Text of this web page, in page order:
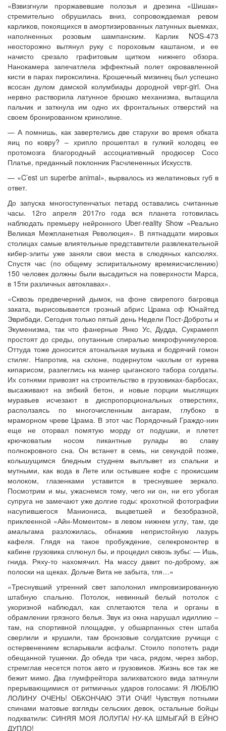
«Взвизгнули проржавевшие полозья и дрезина «Шишак»
стремительно обрушилась вниз, сопровождаемая ревом
карликов, покоящихся в амортизированных латунных выемках,
наполненных розовым шампанским. Карлик NOS-473
неосторожно вытянул руку с пороховым каштаном, и ее
начисто срезало графитовым щитком нижнего обзора.
Нанокамера запечатлела эффектный полет окровавленной
кисти в парах пироксилина. Крошечный мизинец был успешно
всосан дулом дамской колумбиады дородной vepr-girl. Она
нервно растворила латунное брюшко механизма, вытащила
пальчик и заткнула им одно их фронтальных отверстий на
своем бронированном кринолине.
— А помнишь, как завертелись две старухи во время обката
яиц по ковру? – хрипло прошептал в гулкий колодец ее
протомозга благородный ассоциативный продюсер Сосо
Платье, преданный поклонник Расчлененных Искусств.
— «C’est un superbe animal», вырвалось из желатиновых губ в
ответ.
До запуска многоступенчатых петард оставались считанные
часы. 12го апреля 2017го года вся планета готовилась
наблюдать премьеру нейронного Uber-reality Show «Реально
Великая Межпланетная Революция». В пятнадцати мировых
столицах самые влиятельные представители развлекательной
кибер-элиты уже заняли свои места в слюдяных капсюлях.
Спустя час (по общему эспиритальному времяисчислению)
150 человек должны были высадиться на поверхности Марса,
в 15ти различных автоклавах».
«Сквозь предвечерний дымок, на фоне свирепого багровца
заката, вырисовывается грозный абрис Црама оф Юнайтед
Эврибади. Сегодня только пятый день Недели Пост-Доброты и
Экуменизма, так что фанерные Янко Ус, Дудда, Сукрамепп
простоят до среды, опутанные спиралью микрофуникулеров.
Оттуда тоже доносится атональная музыка и бодрячий гомон
стиляг. Напротив, на склоне, подернутом чахлым от курева
кипарисом, разлеглись на манер цыганского табора солдаты.
Их сотнями привозят на строительство в грузовиках-барбосах,
высаживают на зябкий бетон, и новые порции мыслящих
муравьев исчезают в диспропорциональных отверстиях,
расползаясь по многочисленным ангарам, глубоко в
мраморном чреве Црама. В этот час Порядочный Граждо-нин
еще не оторвал помятую морду от подушки, и плетет
крючковатым носом пикантные рулады во славу
полнокровного сна. Он встанет в семь, ни секундой позже,
колышущимся бледным студнем выплывет из спальни и
мутными, как вода в Лете или остывшее кофе с прокисшим
молоком, глазенками уставится в треснувшее зеркало.
Посмотрим и мы, ужаснемся тому, чего ни он, ни его убогая
супруга не замечают уже долгие годы: крохотной фотографии
насупившегося Маниониса, выцветшей и безобразной,
приклеенной «Айн-Моментом» в левом нижнем углу, там, где
амальгама разложилась, обнажив непристойную лазурь
кафеля. Глядя на такое пробуждение, селекромонтер в
кабине грузовика сплюнул бы, и процедил сквозь зубы: — Ишь,
гнида. Ряху-то нахомячил. На массу давит по-доброму, аж
полоски на щеках. Дольче Вита не забыта, тля…»
«Треснувший утренний свет заполонил импровизированную
штабную спальню. Потолок, невинный белый потолок с
укоризной наблюдал, как сплетаются тела и органы в
обрамлении грязного белья. Звук из окна нарушал идиллию –
там, на спортивной площадке, у обшарпанных стен штаба
сверлили и крушили, там бронзовые солдатские ручищи с
остервенением вспарывали асфальт. Стоило попотеть ради
обещанной тушенки. До обеда три часа, рядом, через забор,
стремглав несется поток авто и грузовиков. Жизнь все так же
бежит мимо. Два глумфрейтора залихватского вида затянули
прерывающимися от ритмичных ударов голосами: Я ЛЮБЛЮ
ЛОЛИНУ ОЧЕНЬ! ОБКОНЧАЮ ЭТИ ОЧИ! Чувствуя потными
спинами матовые взгляды сельских девок, остальные бойцы
подхватили: СИНЯЯ МОЯ ЛОЛУПА! НУ-КА ШМЫГАЙ В ЕЙНО
ДУПЛО!